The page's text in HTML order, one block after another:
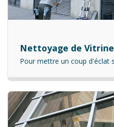
Nettoyage de
Pour mettre un coup d'éclat